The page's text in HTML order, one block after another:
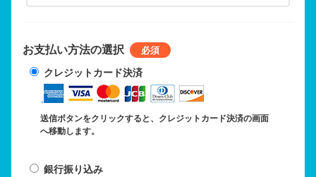
お支払い方法の選択
クレジットカード決済
送信ボタンをクリックすると、クレジットカード決済の画面
へ移動します。
銀行振り込み